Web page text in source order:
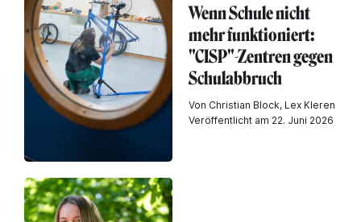
Wenn Schule nicht
mehr funktioniert:
"CISP"-Zentren gegen
Schulabbruch
Von Christian Block, Lex Kleren
Veröffentlicht am 22. Juni 2026